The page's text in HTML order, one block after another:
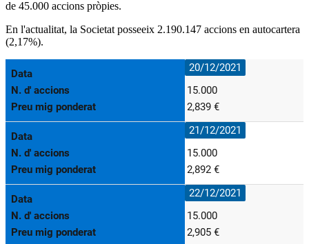
de 45.000 accions pròpies.
En l'actualitat, la Societat posseeix 2.190.147 accions en autocartera
(2,17%).